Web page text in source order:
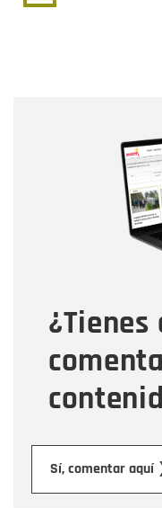
actual
¿Tienes
Sí, comentar aquí
Correo
Tipo de
Mensaje